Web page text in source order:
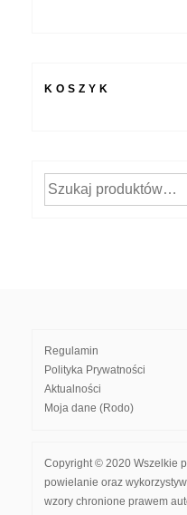
KOSZYK
Szukaj:
Regulamin
Polityka Prywatności
Aktualności
Moja dane (Rodo)
Copyright © 2020 Wszelkie
powielanie oraz
wzory chronione prawem